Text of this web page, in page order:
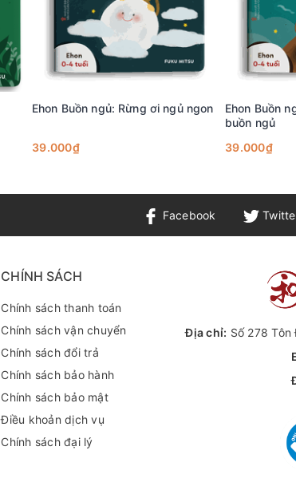
Ehon Buồn ngủ: Rừng ơi ngủ ngon
39.000₫
Ehon Buồn
buồn ngủ
39.000₫
Facebook
CHÍNH SÁCH
Chính sách thanh toán
Chính sách vận chuyển
Chính sách đổi trả
Chính sách bảo hành
Chính sách bảo mật
Điều khoản dịch vụ
Chính sách đại lý
Địa chỉ: Số 278